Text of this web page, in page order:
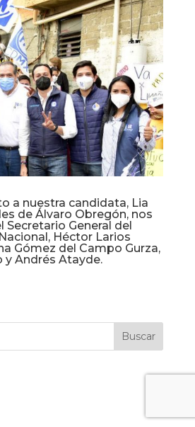
a nuestra candidata, Lia
de Álvaro Obregón, nos
Secretario General del
Héctor Larios
Gómez del Campo Gurza,
y Andrés Atayde.